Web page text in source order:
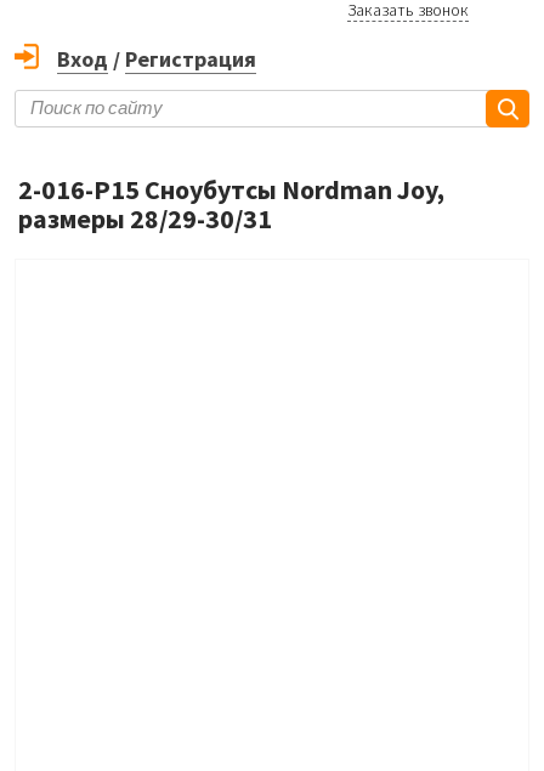
Заказать звонок
Вход / Регистрация
2-016-P15 Сноубутсы Nordman Joy,
размеры 28/29-30/31